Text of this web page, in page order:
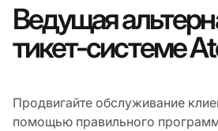
Ведущая
тикет-системе
Продвигайте обслуживание
помощью правильного